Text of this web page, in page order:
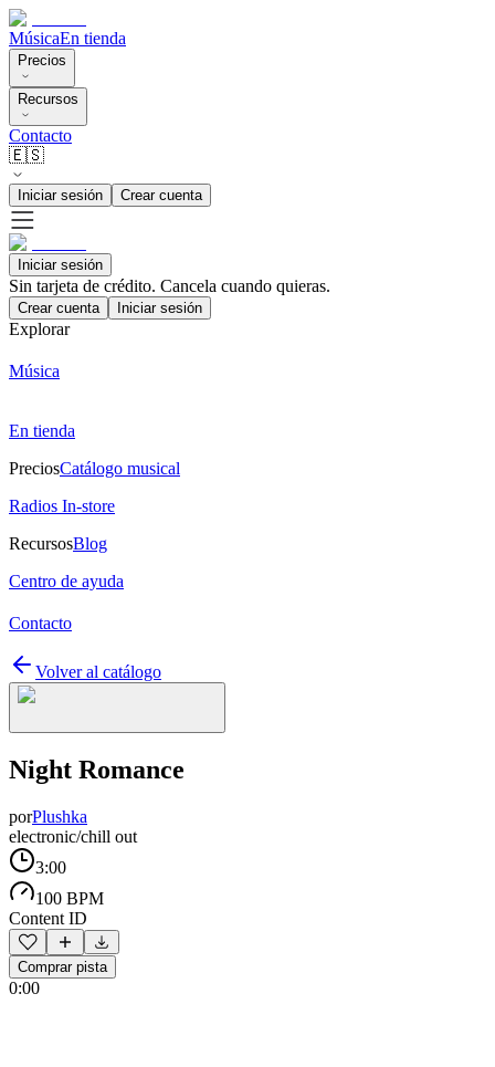
MúsicaEn tienda
Precios
Recursos
Contacto
🇪🇸
Iniciar sesión Crear cuenta
Iniciar sesión
Sin tarjeta de crédito. Cancela cuando quieras.
Crear cuenta Iniciar sesión
Explorar
Música
En tienda
PreciosCatálogo musical
Radios In-store
RecursosBlog
Centro de ayuda
Contacto
Volver al catálogo
Night Romance
porPlushka
electronic/chill out
3:00
100 BPM
Content ID
Comprar pista
0:00